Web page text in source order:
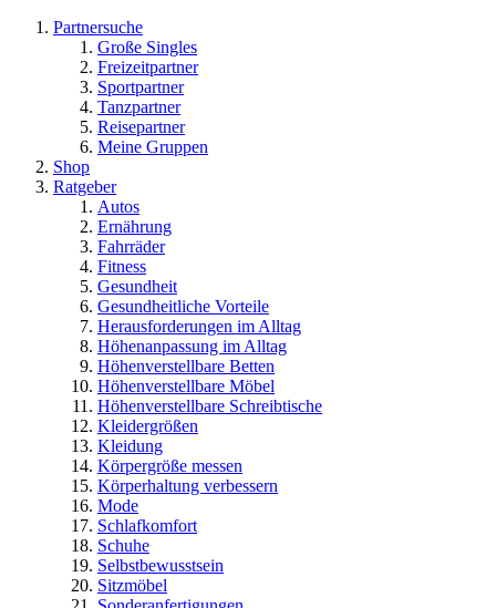
Partnersuche
Große Singles
Freizeitpartner
Sportpartner
Tanzpartner
Reisepartner
Meine Gruppen
Shop
Ratgeber
Autos
Ernährung
Fahrräder
Fitness
Gesundheit
Gesundheitliche Vorteile
Herausforderungen im Alltag
Höhenanpassung im Alltag
Höhenverstellbare Betten
Höhenverstellbare Möbel
Höhenverstellbare Schreibtische
Kleidergrößen
Kleidung
Körpergröße messen
Körperhaltung verbessern
Mode
Schlafkomfort
Schuhe
Selbstbewusstsein
Sitzmöbel